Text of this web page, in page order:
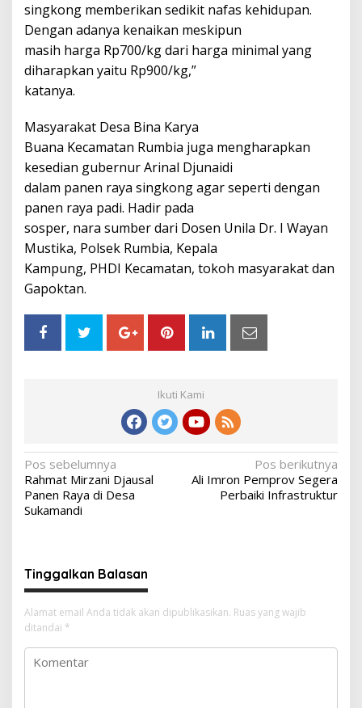
singkong memberikan sedikit nafas kehidupan.
Dengan adanya kenaikan meskipun
masih harga Rp700/kg dari harga minimal yang
diharapkan yaitu Rp900/kg,”
katanya.
Masyarakat Desa Bina Karya
Buana Kecamatan Rumbia juga mengharapkan
kesedian gubernur Arinal Djunaidi
dalam panen raya singkong agar seperti dengan
panen raya padi. Hadir pada
sosper, nara sumber dari Dosen Unila Dr. I Wayan
Mustika, Polsek Rumbia, Kepala
Kampung, PHDI Kecamatan, tokoh masyarakat dan
Gapoktan.
Ikuti Kami
Navigasi
pos
Pos sebelumnya
Rahmat Mirzani Djausal
Panen Raya di Desa
Sukamandi
Pos berikutnya
Ali Imron Pemprov Segera
Perbaiki Infrastruktur
Tinggalkan Balasan
Alamat email Anda tidak akan dipublikasikan. Ruas yang wajib
ditandai *